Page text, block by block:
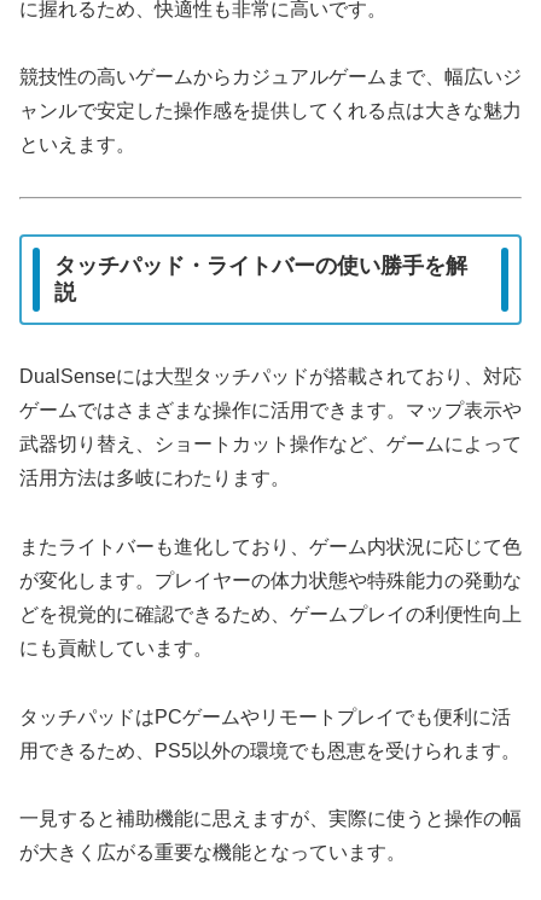
に握れるため、快適性も非常に高いです。
競技性の高いゲームからカジュアルゲームまで、幅広いジ
ャンルで安定した操作感を提供してくれる点は大きな魅力
といえます。
タッチパッド・ライトバーの使い勝手を解
説
DualSenseには大型タッチパッドが搭載されており、対応
ゲームではさまざまな操作に活用できます。マップ表示や
武器切り替え、ショートカット操作など、ゲームによって
活用方法は多岐にわたります。
またライトバーも進化しており、ゲーム内状況に応じて色
が変化します。プレイヤーの体力状態や特殊能力の発動な
どを視覚的に確認できるため、ゲームプレイの利便性向上
にも貢献しています。
タッチパッドはPCゲームやリモートプレイでも便利に活
用できるため、PS5以外の環境でも恩恵を受けられます。
一見すると補助機能に思えますが、実際に使うと操作の幅
が大きく広がる重要な機能となっています。